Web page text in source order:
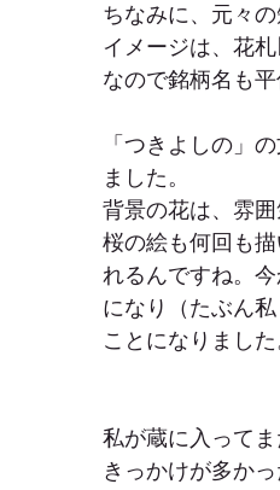
ちなみに、元々
イメージは、花札
なので銘柄名も平
「つきよしの」
ました。
背景の花は、雰
桜の絵も何回も
れるんですね。
になり（たぶん
ことになりました
私が蔵に入って
きっかけが多かっ